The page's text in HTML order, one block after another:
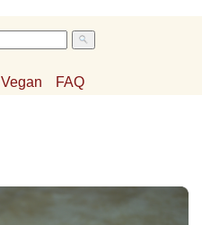
Vegan FAQ